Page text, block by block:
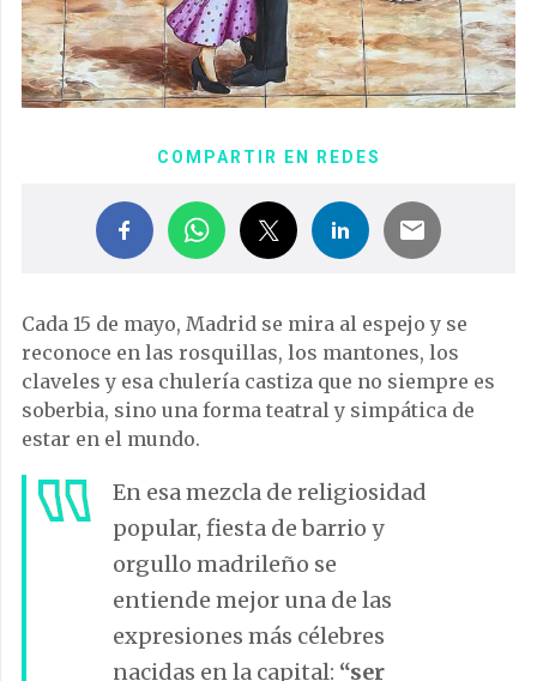
COMPARTIR EN REDES
Cada 15 de mayo, Madrid se mira al espejo y se
reconoce en las rosquillas, los mantones, los
claveles y esa chulería castiza que no siempre es
soberbia, sino una forma teatral y simpática de
estar en el mundo.
En esa mezcla de religiosidad
popular, fiesta de barrio y
orgullo madrileño se
entiende mejor una de las
expresiones más célebres
nacidas en la capital: “ser